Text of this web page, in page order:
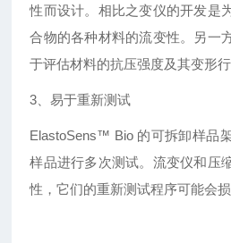
性而设计。相比之变仪的开发是
合物的各种材料的流变性。另一
于评估材料的抗压强度及其变形行
3、易于重新测试
ElastoSens™ Bio 的可拆卸样品
样品进行多次测试。流变仪和压
性，它们的重新测试程序可能会